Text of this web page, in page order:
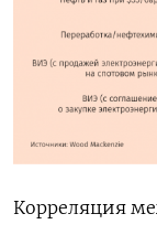
Корреляция